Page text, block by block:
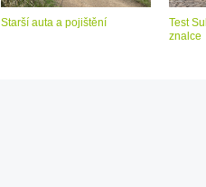
Starší auta a pojištění
Test
znalce